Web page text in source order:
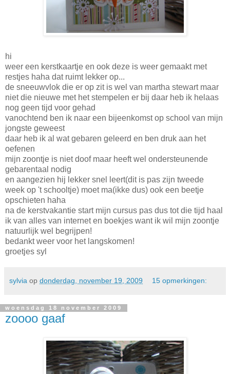
hi
weer een kerstkaartje en ook deze is weer gemaakt met
restjes haha dat ruimt lekker op...
de sneeuwvlok die er op zit is wel van martha stewart maar
niet die nieuwe met het stempelen er bij daar heb ik helaas
nog geen tijd voor gehad
vanochtend ben ik naar een bijeenkomst op school van mijn
jongste geweest
daar heb ik al wat gebaren geleerd en ben druk aan het
oefenen
mijn zoontje is niet doof maar heeft wel ondersteunende
gebarentaal nodig
en aangezien hij lekker snel leert(dit is pas zijn tweede
week op 't schooltje) moet ma(ikke dus) ook een beetje
opschieten haha
na de kerstvakantie start mijn cursus pas dus tot die tijd haal
ik van alles van internet en boekjes want ik wil mijn zoontje
natuurlijk wel begrijpen!
bedankt weer voor het langskomen!
groetjes syl
sylvia op donderdag, november 19, 2009 15 opmerkingen:
woensdag 18 november 2009
zoooo gaaf